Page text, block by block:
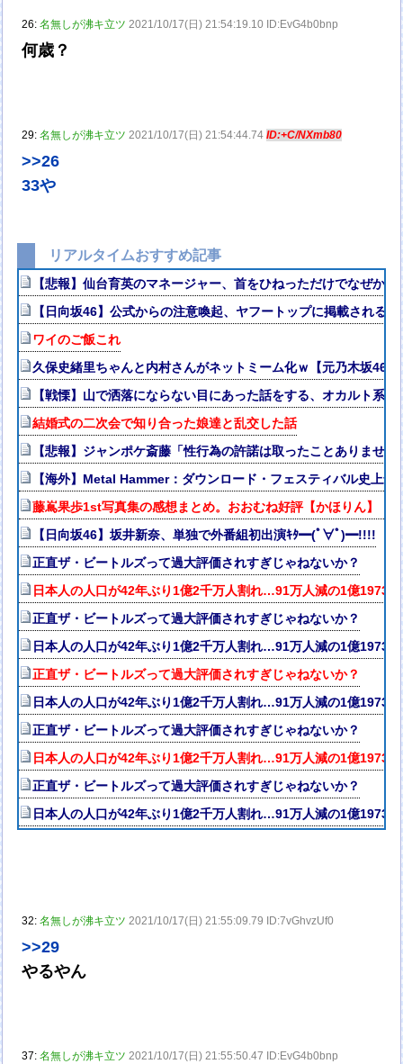
26:名無しが沸キ立ツ 2021/10/17(日) 21:54:19.10 ID:EvG4b0bnp
何歳？
29:名無しが沸キ立ツ 2021/10/17(日) 21:54:44.74ID:+C/NXmb80
>>26
33や
リアルタイムおすすめ記事
【悲報】仙台育英のマネージャー、首をひねっただけでなぜか
【日向坂46】公式からの注意喚起、ヤフートップに掲載される
ワイのご飯これ
久保史緒里ちゃんと内村さんがネットミーム化ｗ【元乃木坂46】
【戦慄】山で洒落にならない目にあった話をする、オカルト系で
結婚式の二次会で知り合った娘達と乱交した話
【悲報】ジャンポケ斎藤「性行為の許諾は取ったことありません
【海外】Metal Hammer：ダウンロード・フェスティバル史上
藤嶌果歩1st写真集の感想まとめ。おおむね好評【かほりん】【
【日向坂46】坂井新奈、単独で外番組初出演ｷﾀ━(ﾟ∀ﾟ)━!!!!
正直ザ・ビートルズって過大評価されすぎじゃねないか？
日本人の人口が42年ぶり1億2千万人割れ…91万人減の1億1973
正直ザ・ビートルズって過大評価されすぎじゃねないか？
日本人の人口が42年ぶり1億2千万人割れ…91万人減の1億1973
正直ザ・ビートルズって過大評価されすぎじゃねないか？
日本人の人口が42年ぶり1億2千万人割れ…91万人減の1億1973
正直ザ・ビートルズって過大評価されすぎじゃねないか？
日本人の人口が42年ぶり1億2千万人割れ…91万人減の1億1973
正直ザ・ビートルズって過大評価されすぎじゃねないか？
日本人の人口が42年ぶり1億2千万人割れ…91万人減の1億1973
32:名無しが沸キ立ツ 2021/10/17(日) 21:55:09.79 ID:7vGhvzUf0
>>29
やるやん
37:名無しが沸キ立ツ 2021/10/17(日) 21:55:50.47 ID:EvG4b0bnp